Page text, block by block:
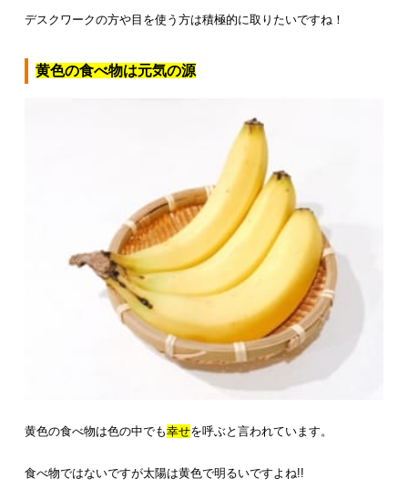
デスクワークの方や目を使う方は積極的に取りたいですね！
黄色の食べ物は元気の源
黄色の食べ物は色の中でも幸せを呼ぶと言われています。
食べ物ではないですが太陽は黄色で明るいですよね!!